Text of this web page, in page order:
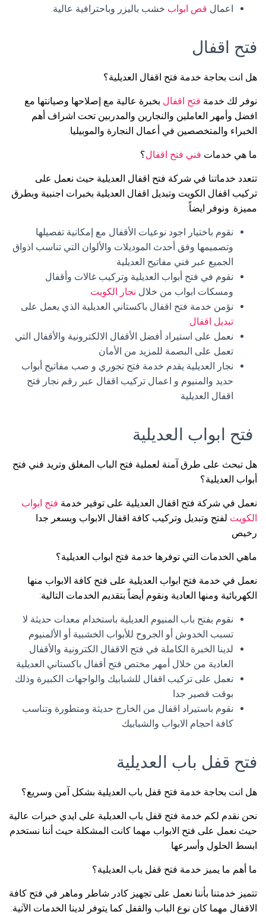
اعمال قص ابواب خشب باليزر وباحترافية عالية.
فتح اقفال
هل انت بحاجة خدمة فتح اقفال العديلية؟
نوفر لك خدمة فتح اقفال بخبرة عالية مع إصلاحها وصيانتها مع
افضل وأمهر العاملين والنجارين والمدربين تحت اشراف أهم
الخبراء والمتخصصين في أعمال النجارة والموبيليا.
ما هي خدمات فني فتح اقفال؟
تتعدد خدماتنا في شركة فتح اقفال العديلية حيث نعمل على
تركيب اقفال الكويت وتبديل اقفال العديلية بخبرات اجنبية وبطرق
مميزة. ونوفر ايضاً:
نقوم باختيار اجود نوعيات الأقفال مع إمكانية تفصيلها
وتصميمها وفق أحدث الموديلات والألوان التي تناسب اذواق
الجميع عبر فني مفاتيح العديلية
نقوم في فتح أبواب العديلية وتركيب غالات وأقفال
ومسكات ابواب من خلال نجار الكويت
نؤمن خدمة فتح اقفال باكستاني العديلية الذي يعمل على
تبديل اقفال
نعمل على استيراد أفضل الأقفال الالكترونية والأقفال التي
تعمل على البصمة للمزيد من الأمان
نجار العديلية يقدم خدمة فتج تجوري و صب مفاتيح أبواب
حديد والمنيوم و اعمال تركيب اقفال عبر رقم نجار فتح
اقفال العديلية
فتح ابواب العديلية
هل تبحث على طرق آمنة لعملية فتح الباب المغلق وتريد فني فتح
أبواب العديلية؟
نعمل في شركة فتح اقفال العديلية على توفير خدمة فتح ابواب
الكويت لفتح وتبديل وتركيب كافة اقفال الابواب وبسعر جدا
رخيص
ماهي الخدمات التي توفرها خدمة فتح ابواب العديلية؟
نعمل في خدمة فتح ابواب العديلية على فتح كافة الابواب منها
الكهربائية ومنها العادية ونقوم أيضاً بتقديم الخدمات التالية:
نقوم بفتح باب المنيوم العديلية باستخدام معدات حديثة لا
تسبب الخدوش أو الجروح للأبواب الخشبية أو الألمنيوم
لدينا الخبرة الكاملة في فتح الاقفال الكترونية والأقفال
العادية من خلال أمهر مختص فتح أقفال باكستاني العديلية
نعمل على تركيب اقفال للشبابيك والواجهات الكبيرة وذلك
بوقت قصير جدا
نقوم باستيراد اقفال من الخارج حديثة ومتطورة وتناسب
كافة احجام الابواب والشبابيك
فتح قفل باب العديلية
هل انت بحاجة خدمة فتح قفل باب العديلية بشكل آمن وسريع؟
نحن نقدم لكم خدمة فتح قفل باب العديلية على ايدي خبرات عالية
حيث نعمل على فتح الابواب مهما كانت المشكلة حيث أننا نستخدم
ابسط الحلول وأسرعها.
ما أهم ما يميز خدمة فتح قفل باب العديلية؟
تتميز خدمتنا بأننا نعمل على تجهيز كادر شاطر وماهر في فتح كافة
الاقفال مهما كان نوع الباب والقفل كما يتوفر لدينا الخدمات الآتية: